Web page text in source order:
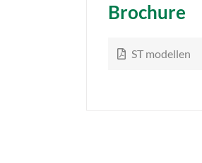
Brochure
ST modellen